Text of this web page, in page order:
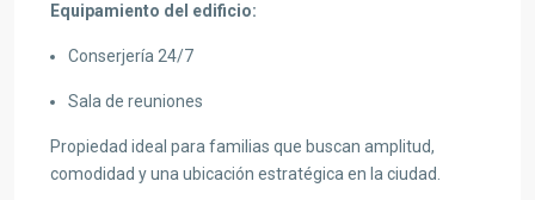
Equipamiento del edificio:
Conserjería 24/7
Sala de reuniones
Propiedad ideal para familias que buscan amplitud,
comodidad y una ubicación estratégica en la ciudad.